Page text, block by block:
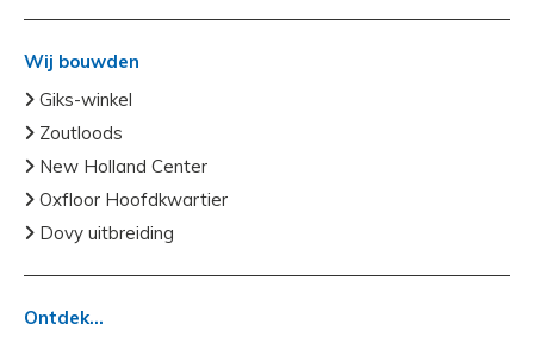
Wij bouwden
Giks-winkel
Zoutloods
New Holland Center
Oxfloor Hoofdkwartier
Dovy uitbreiding
Ontdek...